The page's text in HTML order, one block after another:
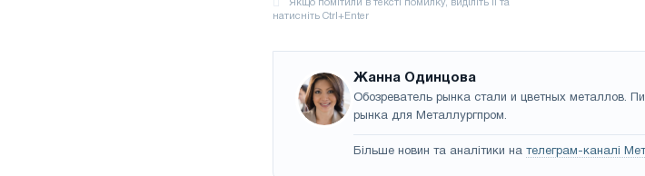
Жанна Одинцова
Обозреватель рынка стали и цветных металлов.
рынка для Металлургпром.
Більше новин та аналітики на телеграм-каналі